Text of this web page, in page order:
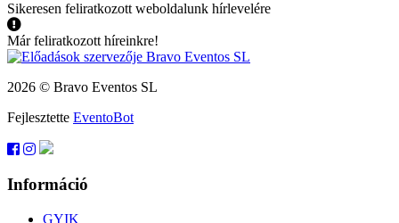
Sikeresen feliratkozott weboldalunk hírlevelére
Már feliratkozott híreinkre!
2026 © Bravo Eventos SL
Fejlesztette EventoBot
Információ
GYIK